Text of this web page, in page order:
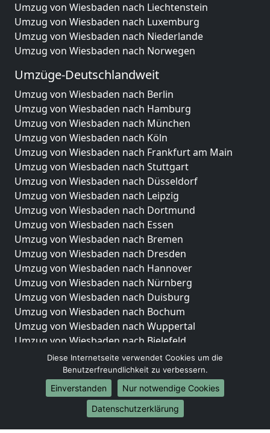
Umzug von Wiesbaden nach Liechtenstein
Umzug von Wiesbaden nach Luxemburg
Umzug von Wiesbaden nach Niederlande
Umzug von Wiesbaden nach Norwegen
Umzüge-Deutschlandweit
Umzug von Wiesbaden nach Berlin
Umzug von Wiesbaden nach Hamburg
Umzug von Wiesbaden nach München
Umzug von Wiesbaden nach Köln
Umzug von Wiesbaden nach Frankfurt am Main
Umzug von Wiesbaden nach Stuttgart
Umzug von Wiesbaden nach Düsseldorf
Umzug von Wiesbaden nach Leipzig
Umzug von Wiesbaden nach Dortmund
Umzug von Wiesbaden nach Essen
Umzug von Wiesbaden nach Bremen
Umzug von Wiesbaden nach Dresden
Umzug von Wiesbaden nach Hannover
Umzug von Wiesbaden nach Nürnberg
Umzug von Wiesbaden nach Duisburg
Umzug von Wiesbaden nach Bochum
Umzug von Wiesbaden nach Wuppertal
Umzug von Wiesbaden nach Bielefeld
Umzug von Wiesbaden nach Bonn
Umzug von Wiesbaden nach Münster
Internationale-Umzüge
Umzug von Wiesbaden nach Brasilien
Umzug von Wiesbaden nach Brunei Darussalam
Diese Internetseite verwendet Cookies um die
Benutzerfreundlichkeit zu verbessern.
Einverstanden
Nur notwendige Cookies
Datenschutzerklärung